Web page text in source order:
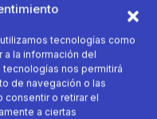
tecnologías como
a la información del
nos permitirá
de navegación o las
consentir o retirar el
a ciertas